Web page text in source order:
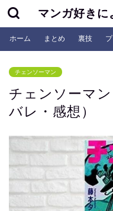
マンガ好き
ホーム まとめ 裏技
チェンソーマン
チェンソーマ
バレ・感想）